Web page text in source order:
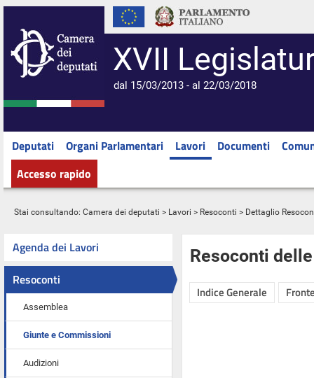
XVII
dal 15/03/2013 - al 22/03/2018
Deputati Organi Parlamentari Lavori Documenti
Accesso rapido
Stai consultando: Camera dei deputati > Lavori > Resoconti > Dettaglio
Agenda dei Lavori
Resoconti
Assemblea
Giunte e Commissioni
Audizioni
Resoconti
Indice Generale